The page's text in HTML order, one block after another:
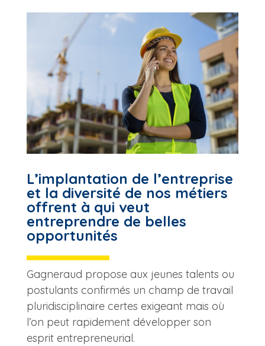
L’implantation de l’entreprise
et la diversité de nos métiers
offrent à qui veut
entreprendre de belles
opportunités
Gagneraud propose aux jeunes talents ou
postulants confirmés un champ de travail
pluridisciplinaire certes exigeant mais où
l’on peut rapidement développer son
esprit entrepreneurial.